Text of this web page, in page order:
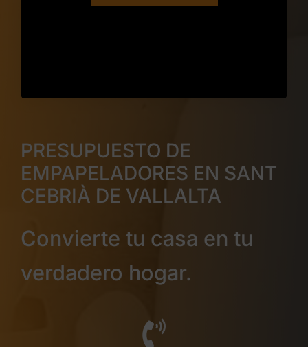
PRESUPUESTO DE
EMPAPELADORES EN SANT
CEBRIÀ DE VALLALTA
Convierte tu casa en tu
verdadero hogar.